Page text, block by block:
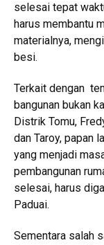
selesai tepat
harus membantu
materialnya,
besi.
Terkait dengan
bangunan bukan
Distrik Tomu,
dan Taroy, papan
yang menjadi
pembangunan
selesai, harus
Paduai.
Sementara salah